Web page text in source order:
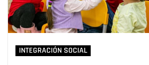
INTEGRACIÓN SOCIAL